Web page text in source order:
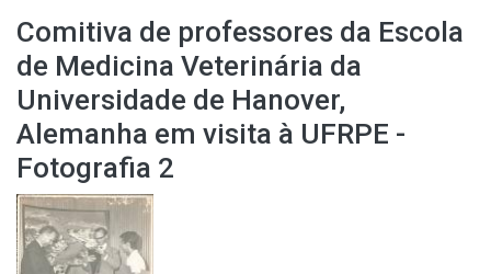
Comitiva de professores da Escola
de Medicina Veterinária da
Universidade de Hanover,
Alemanha em visita à UFRPE -
Fotografia 2